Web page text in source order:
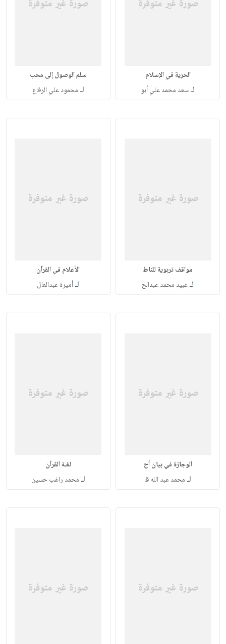
الحرية في الإسلام
لـسعد محمد علي أبو
سلم الوصول إلى محب
لـ محمود علي الرفاع
مواقف تربوية للناط
لـعبيد محمد عبدالح
الأعلام في القرآن
لـأميرة عبدالعال
الوجازة في بيان أح
لـ محمد عبد الله قا
لغـة القرآن
لـ محمد راغب حسين